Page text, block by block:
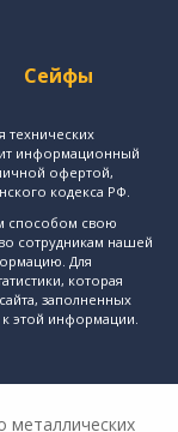
Сейфы
технических
информационный
офертой,
кодекса РФ.
способом свою
сотрудникам нашей
Для
которая
заполненных
этой информации.
металлических